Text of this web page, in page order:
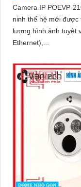
Camera IP POEVP-
ninh thế hệ mới được
lượng hình ảnh tuyệt vời. Với chức năng POE
Ethernet),...